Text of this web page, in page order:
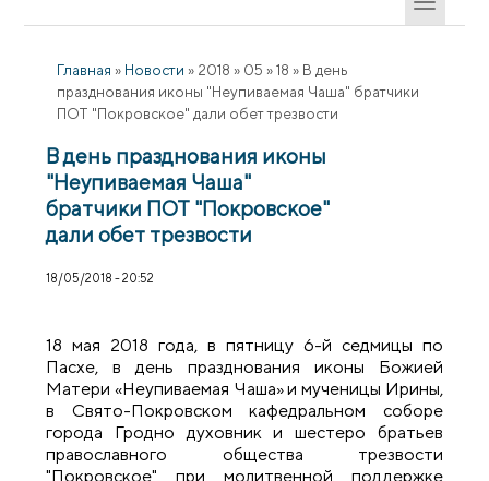
Главная » Новости » 2018 » 05 » 18 » В день
празднования иконы "Неупиваемая Чаша" братчики
ПОТ "Покровское" дали обет трезвости
В день празднования иконы
"Неупиваемая Чаша"
братчики ПОТ "Покровское"
дали обет трезвости
18/05/2018 - 20:52
18 мая 2018 года, в пятницу 6-й седмицы по
Пасхе, в день празднования иконы Божией
Матери «Неупиваемая Чаша» и мученицы Ирины,
в Свято-Покровском кафедральном соборе
города Гродно духовник и шестеро братьев
православного общества трезвости
"Покровское" при молитвенной поддержке